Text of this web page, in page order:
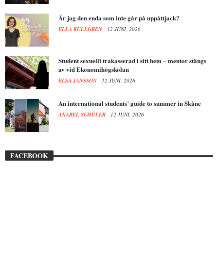
Är jag den enda som inte går på uppåttjack?
ELLA KULLGREN 12 JUNI, 2026
Student sexuellt trakasserad i sitt hem – mentor stängs
av vid Ekonomihögskolan
ELSA JANSSON 12 JUNI, 2026
An international students’ guide to summer in Skåne
ANABEL SCHÜLER 12 JUNI, 2026
FACEBOOK